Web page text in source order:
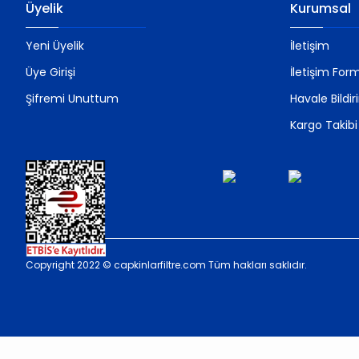
Üyelik
Yeni Üyelik
Üye Girişi
Şifremi Unuttum
Kurumsal
İletişim
İletişim
Havale
Kargo Takibi
Copyright 2022 © capkinlarfiltre.com Tüm hakları saklıdır.